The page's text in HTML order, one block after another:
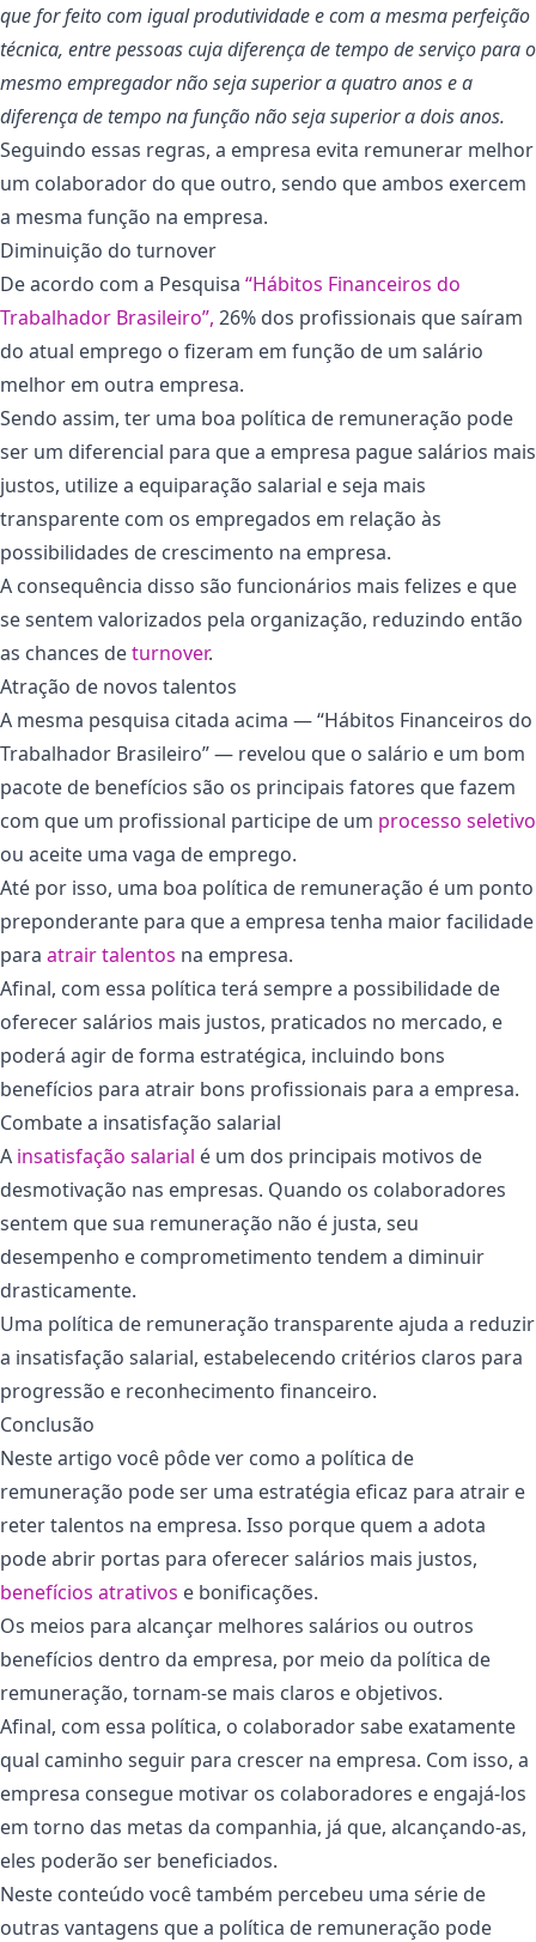
que for feito com igual produtividade e com a mesma perfeição
técnica, entre pessoas cuja diferença de tempo de serviço para o
mesmo empregador não seja superior a quatro anos e a
diferença de tempo na função não seja superior a dois anos.
Seguindo essas regras, a empresa evita remunerar melhor
um colaborador do que outro, sendo que ambos exercem
a mesma função na empresa.
Diminuição do turnover
De acordo com a Pesquisa “Hábitos Financeiros do
Trabalhador Brasileiro”, 26% dos profissionais que saíram
do atual emprego o fizeram em função de um salário
melhor em outra empresa.
Sendo assim, ter uma boa política de remuneração pode
ser um diferencial para que a empresa pague salários mais
justos, utilize a equiparação salarial e seja mais
transparente com os empregados em relação às
possibilidades de crescimento na empresa.
A consequência disso são funcionários mais felizes e que
se sentem valorizados pela organização, reduzindo então
as chances deturnover.
Atração de novos talentos
A mesma pesquisa citada acima — “Hábitos Financeiros do
Trabalhador Brasileiro” — revelou que o salário e um bom
pacote de benefícios são os principais fatores que fazem
com que um profissional participe de um processo seletivo
ou aceite uma vaga de emprego.
Até por isso, uma boa política de remuneração é um ponto
preponderante para que a empresa tenha maior facilidade
para atrair talentos na empresa.
Afinal, com essa política terá sempre a possibilidade de
oferecer salários mais justos, praticados no mercado, e
poderá agir de forma estratégica, incluindo bons
benefícios para atrair bons profissionais para a empresa.
Combate a insatisfação salarial
A insatisfação salarial é um dos principais motivos de
desmotivação nas empresas. Quando os colaboradores
sentem que sua remuneração não é justa, seu
desempenho e comprometimento tendem a diminuir
drasticamente.
Uma política de remuneração transparente ajuda a reduzir
a insatisfação salarial, estabelecendo critérios claros para
progressão e reconhecimento financeiro.
Conclusão
Neste artigo você pôde ver como a política de
remuneração pode ser uma estratégia eficaz para atrair e
reter talentos na empresa. Isso porque quem a adota
pode abrir portas para oferecer salários mais justos,
benefícios atrativos e bonificações.
Os meios para alcançar melhores salários ou outros
benefícios dentro da empresa, por meio da política de
remuneração, tornam-se mais claros e objetivos.
Afinal, com essa política, o colaborador sabe exatamente
qual caminho seguir para crescer na empresa. Com isso, a
empresa consegue motivar os colaboradores e engajá-los
em torno das metas da companhia, já que, alcançando-as,
eles poderão ser beneficiados.
Neste conteúdo você também percebeu uma série de
outras vantagens que a política de remuneração pode